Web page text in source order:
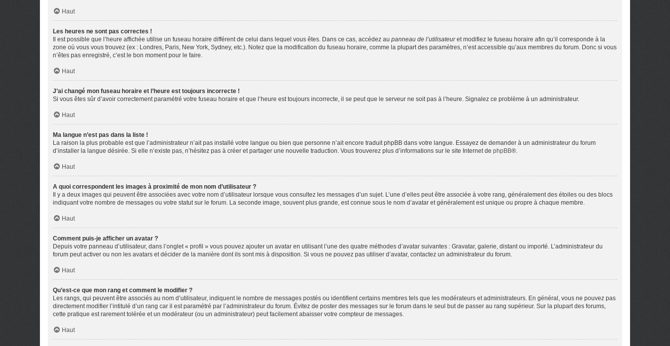
Haut
Les heures ne sont pas correctes !
Il est possible que l’heure affichée utilise un fuseau horaire différent de celui dans lequel vous êtes. Dans ce cas, accédez au panneau de l’utilisateuret modifiez le fuseau horaire afin qu’il corresponde à la
zone où vous vous trouvez (ex : Londres, Paris, New York, Sydney, etc.). Notez que la modification du fuseau horaire, comme la plupart des paramètres, n’est accessible qu’aux membres du forum. Donc si vous
n’êtes pas enregistré, c’est le bon moment pour le faire.
Haut
J’ai changé mon fuseau horaire et l’heure est toujours incorrecte !
Si vous êtes sûr d’avoir correctement paramétré votre fuseau horaire et que l’heure est toujours incorrecte, il se peut que le serveur ne soit pas à l’heure. Signalez ce problème à un administrateur.
Haut
Ma langue n’est pas dans la liste !
La raison la plus probable est que l’administrateur n’ait pas installé votre langue ou bien que personne n’ait encore traduit phpBB dans votre langue. Essayez de demander à un administrateur du forum
d’installer la langue désirée. Si elle n’existe pas, n’hésitez pas à créer et partager une nouvelle traduction. Vous trouverez plus d’informations sur le site Internet de phpBB®.
Haut
A quoi correspondent les images à proximité de mon nom d’utilisateur ?
Il y a deux images qui peuvent être associées avec votre nom d’utilisateur lorsque vous consultez les messages d’un sujet. L’une d’elles peut être associée à votre rang, généralement des étoiles ou des blocs
indiquant votre nombre de messages ou votre statut sur le forum. La seconde image, souvent plus grande, est connue sous le nom d’avatar et généralement est unique ou propre à chaque membre.
Haut
Comment puis-je afficher un avatar ?
Depuis votre panneau d’utilisateur, dans l’onglet « profil » vous pouvez ajouter un avatar en utilisant l’une des quatre méthodes d’avatar suivantes : Gravatar, galerie, distant ou importé. L’administrateur du
forum peut activer ou non les avatars et décider de la manière dont ils sont mis à disposition. Si vous ne pouvez pas utiliser d’avatar, contactez un administrateur du forum.
Haut
Qu’est-ce que mon rang et comment le modifier ?
Les rangs, qui peuvent être associés au nom d’utilisateur, indiquent le nombre de messages postés ou identifient certains membres tels que les modérateurs et administrateurs. En général, vous ne pouvez pas
directement modifier l’intitulé d’un rang car il est paramétré par l’administrateur du forum. Évitez de poster des messages sur le forum dans le seul but de passer au rang supérieur. Sur la plupart des forums,
cette pratique est rarement tolérée et un modérateur (ou un administrateur) peut facilement abaisser votre compteur de messages.
Haut